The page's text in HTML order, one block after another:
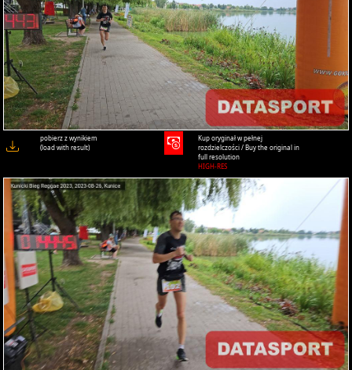
pobierz z wynikiem
(load with result)
Kup oryginał w pełnej
rozdzielczości / Buy the original in
full resolution
HIGH-RES